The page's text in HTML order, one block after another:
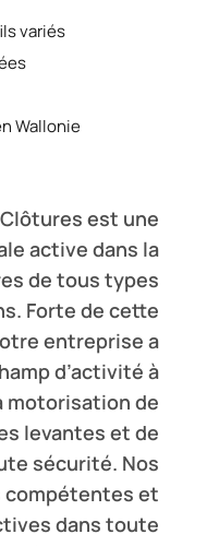
variés
Wallonie
est une
active dans la
de tous types
Forte de cette
entreprise a
d’activité à
motorisation de
levantes et de
sécurité. Nos
compétentes et
dans toute